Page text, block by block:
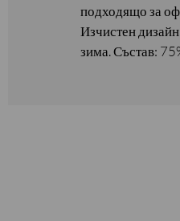
подходящо за
Изчистен
зима. Състав: